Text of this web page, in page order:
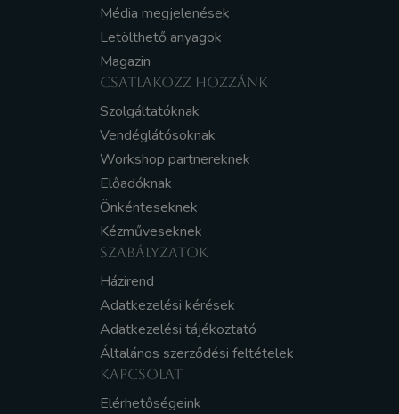
Média megjelenések
Letölthető anyagok
Magazin
CSATLAKOZZ HOZZÁNK
Szolgáltatóknak
Vendéglátósoknak
Workshop partnereknek
Előadóknak
Önkénteseknek
Kézműveseknek
SZABÁLYZATOK
Házirend
Adatkezelési kérések
Adatkezelési tájékoztató
Általános szerződési feltételek
KAPCSOLAT
Elérhetőségeink